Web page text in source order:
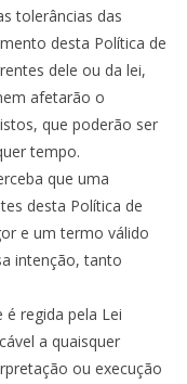
tolerâncias das
desta Política de
dele ou da lei,
afetarão o
que poderão ser
tempo.
que uma
desta Política de
e um termo válido
intenção, tanto
é regida pela Lei
a quaisquer
ou execução